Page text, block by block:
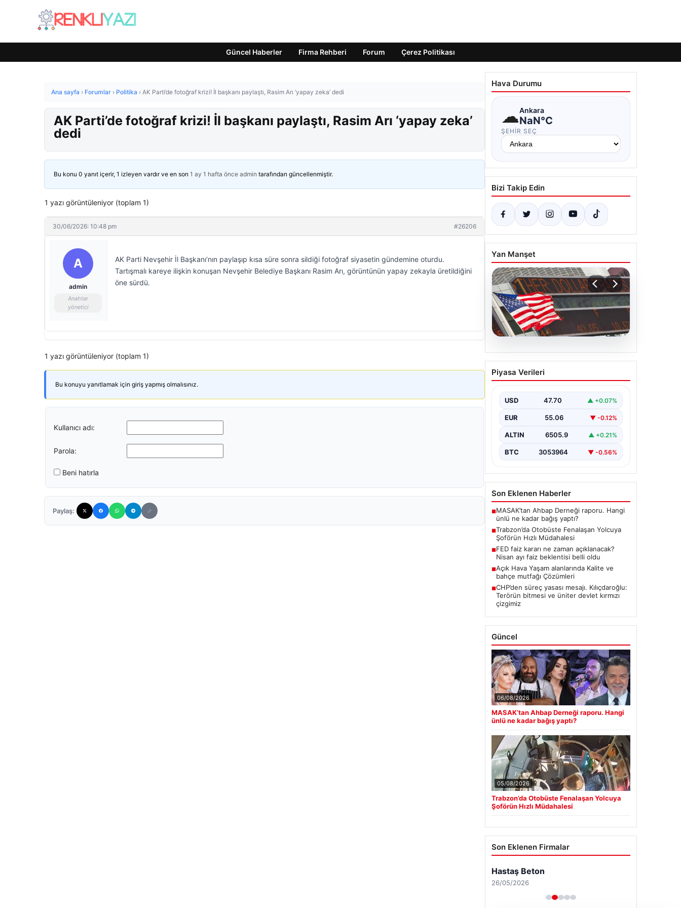
Güncel Haberler Firma Rehberi Forum Çerez Politikası
Ana sayfa › Forumlar › Politika › AK Parti’de fotoğraf krizi! İl başkanı paylaştı, Rasim Arı ‘yapay zeka’ dedi
AK Parti’de fotoğraf krizi! İl başkanı paylaştı, Rasim Arı ‘yapay zeka’
dedi
Bu konu 0 yanıt içerir, 1 izleyen vardır ve en son 1 ay 1 hafta önce admin tarafından güncellenmiştir.
1 yazı görüntüleniyor (toplam 1)
30/06/2026: 10:48 pm #26206
A
admin
Anahtar
yönetici
AK Parti Nevşehir İl Başkanı’nın paylaşıp kısa süre sonra sildiği fotoğraf siyasetin gündemine oturdu.
Tartışmalı kareye ilişkin konuşan Nevşehir Belediye Başkanı Rasim Arı, görüntünün yapay zekayla üretildiğini
öne sürdü.
1 yazı görüntüleniyor (toplam 1)
Bu konuyu yanıtlamak için giriş yapmış olmalısınız.
Kullanıcı adı:
Parola:
Beni hatırla
Paylaş:
Hava Durumu
☁Ankara
NaN°C
ŞEHIR SEÇ
Bizi Takip Edin
Yan Manşet
05.08.2026
FED faiz kararı ne zaman
açıklanacak? Nisan ayı
Piyasa Verileri
USD 47.70 ▲ +0.07%
EUR 55.06 ▼ -0.12%
ALTIN 6505.9 ▲ +0.21%
BTC 3053964 ▼ -0.56%
Son Eklenen Haberler
■MASAK’tan Ahbap Derneği raporu. Hangi
ünlü ne kadar bağış yaptı?
■Trabzon’da Otobüste Fenalaşan Yolcuya
Şoförün Hızlı Müdahalesi
■FED faiz kararı ne zaman açıklanacak?
Nisan ayı faiz beklentisi belli oldu
■Açık Hava Yaşam alanlarında Kalite ve
bahçe mutfağı Çözümleri
■CHP’den süreç yasası mesajı. Kılıçdaroğlu:
Terörün bitmesi ve üniter devlet kırmızı
çizgimiz
Güncel
06/08/2026
MASAK’tan Ahbap Derneği raporu. Hangi
ünlü ne kadar bağış yaptı?
05/08/2026
Trabzon’da Otobüste Fenalaşan Yolcuya
Şoförün Hızlı Müdahalesi
Son Eklenen Firmalar
Hastaş Beton
26/05/2026